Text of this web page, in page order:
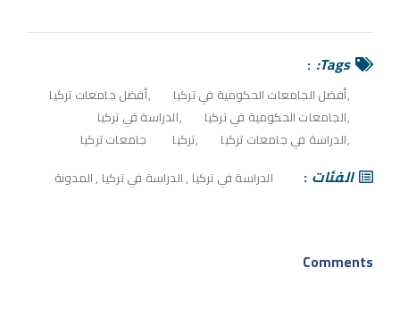
Tags:
أفضل الجامعات الحكومية في تركيا
أفضل جامعات تركيا
الجامعات الحكومية في تركيا
الدراسة في تركيا
الدراسة في جامعات تركيا
تركيا جامعات تركيا
الفئات الدراسة في تركيا ,الدراسة في تركيا ,المدونة
Comments